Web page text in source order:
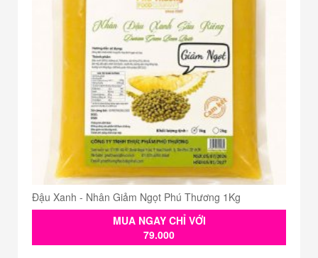
Đậu Xanh - Nhân Giảm Ngọt Phú Thương 1Kg
MUA NGAY CHỈ VỚI
79.000